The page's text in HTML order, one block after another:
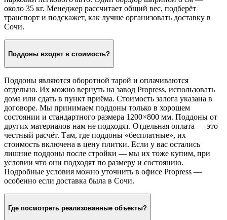
около 35 кг. Менеджер рассчитает общий вес, подберёт
транспорт и подскажет, как лучше организовать доставку в
Сочи.
Поддоны входят в стоимость?
Поддоны являются оборотной тарой и оплачиваются
отдельно. Их можно вернуть на завод Propress, использовать
дома или сдать в пункт приёма. Стоимость залога указана в
договоре. Мы принимаем поддоны только в хорошем
состоянии и стандартного размера 1200×800 мм. Поддоны от
других материалов нам не подходят. Отдельная оплата — это
честный расчёт. Там, где поддоны «бесплатные», их
стоимость включена в цену плитки. Если у вас остались
лишние поддоны после стройки — мы их тоже купим, при
условии что они подходят по размеру и состоянию.
Подробные условия можно уточнить в офисе Propress —
особенно если доставка была в Сочи.
Где посмотреть реализованные объекты?